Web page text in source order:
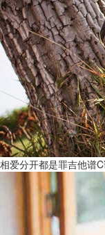
相爱分开都是罪吉他谱